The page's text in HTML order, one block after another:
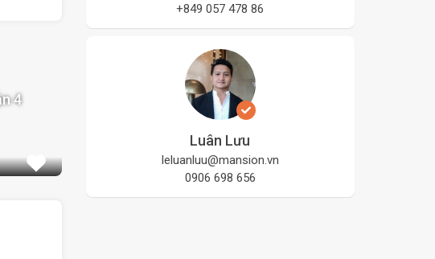
4
+849 057 478 86
Luân Lưu
leluanluu@mansion.vn
0906 698 656